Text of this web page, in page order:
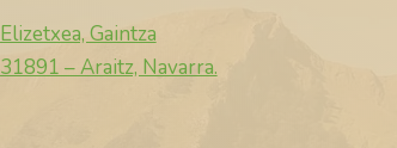
Elizetxea, Gaintza
31891 – Araitz, Navarra.